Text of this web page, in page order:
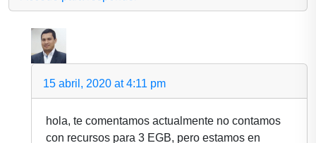
15 abril, 2020 at 4:11 pm
hola, te comentamos actualmente no contamos
con recursos para 3 EGB, pero estamos en